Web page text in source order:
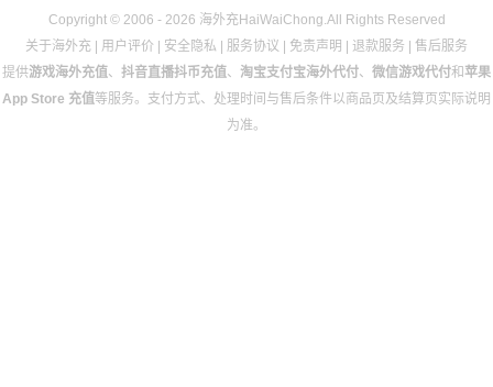
Copyright © 2006 - 2026 海外充HaiWaiChong.All Rights Reserved
关于海外充
用户评价 安全隐私 服务协议 免责声明 退款服务
售后服务
提供游戏海外充值、 抖音直播抖币充值、 淘宝支付宝海外代付、 微信游戏代付和 苹果
App Store 充值等服务。支付方式、处理时间与售后条件以商品页及结算页实际说明
为准。